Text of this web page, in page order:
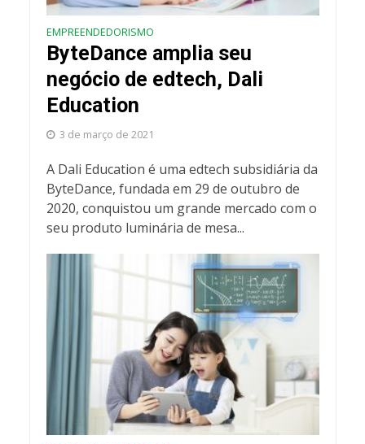
EMPREENDEDORISMO
ByteDance amplia seu
negócio de edtech, Dali
Education
3 de março de 2021
A Dali Education é uma edtech subsidiária da
ByteDance, fundada em 29 de outubro de
2020, conquistou um grande mercado com o
seu produto luminária de mesa...